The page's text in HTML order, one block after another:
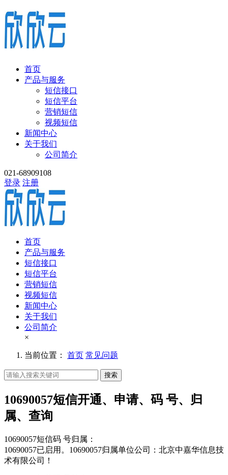
首页
产品与服务
短信接口
短信平台
营销短信
视频短信
新闻中心
关于我们
公司简介
021-68909108
登录 注册
首页
产品与服务
短信接口
短信平台
营销短信
视频短信
新闻中心
关于我们
公司简介
×
当前位置： 首页 常见问题
搜索
10690057短信开通、申请、码 号、归
属、查询
10690057短信码 号归属：
10690057已启用。10690057归属单位公司：北京中嘉华信息技
术有限公司！